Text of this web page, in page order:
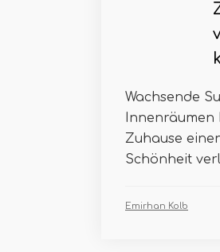
Wachsende
Innenräumen
Zuhause
Schönheit
Emirhan Kolb